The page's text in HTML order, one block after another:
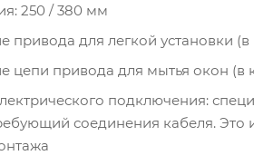
250 / 380 мм
привода для легкой установки (в
цепи привода для мытья окон (в
подключения:
соединения кабеля. Это